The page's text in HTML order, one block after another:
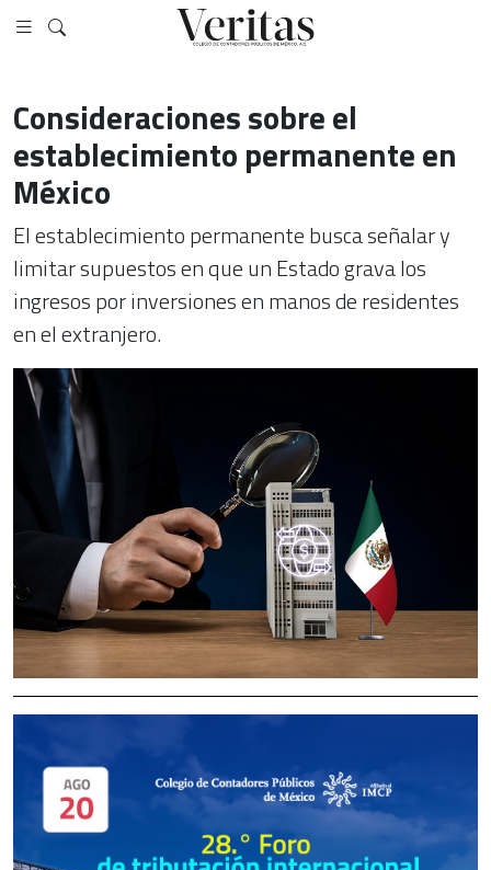
Consideraciones sobre el
establecimiento permanente en
México
El establecimiento permanente busca señalar y
limitar supuestos en que un Estado grava los
ingresos por inversiones en manos de residentes
en el extranjero.